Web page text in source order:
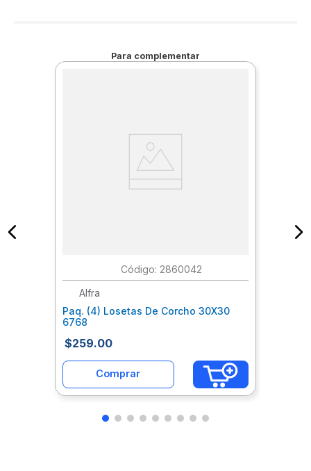
Para complementar
: 2860042
Alfra
Paq. (4) Losetas De Corcho 30X30
6768
$259.00
Comprar